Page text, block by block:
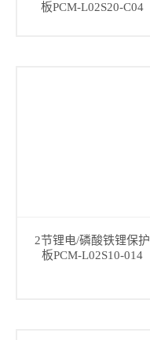
板PCM-L02S20-C04
2节锂电/磷酸铁锂保护
板PCM-L02S10-014